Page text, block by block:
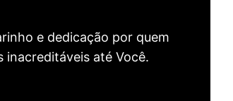
e dedicação por quem
até Você.